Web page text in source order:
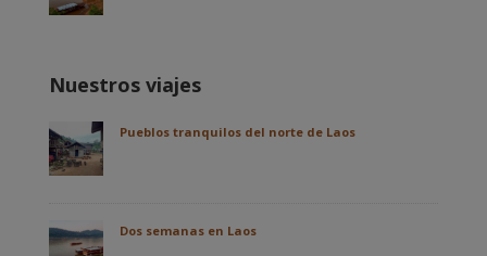
Nuestros viajes
Pueblos tranquilos del norte de Laos
Dos semanas en Laos